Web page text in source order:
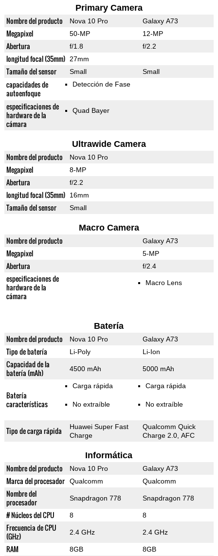
Primary Camera
Nombre del producto Nova 10 Pro Galaxy A73
Megapixel 50-MP 12-MP
Abertura f/1.8 f/2.2
longitud focal (35mm) 27mm
Tamaño del sensor Small Small
capacidades de
autoenfoque
Detección de Fase
especificaciones de
hardware de la
cámara
Quad Bayer
Ultrawide Camera
Nombre del producto Nova 10 Pro
Megapixel 8-MP
Abertura f/2.2
longitud focal (35mm) 16mm
Tamaño del sensor Small
Macro Camera
Nombre del producto Galaxy A73
Megapixel 5-MP
Abertura f/2.4
especificaciones de
hardware de la
cámara
Macro Lens
Batería
Nombre del producto Nova 10 Pro Galaxy A73
Tipo de batería Li-Poly Li-Ion
Capacidad de la
batería (mAh)
4500 mAh 5000 mAh
Batería
características
Carga rápida
No extraíble
Carga rápida
No extraíble
Tipo de carga rápida
Huawei Super Fast
Charge
Qualcomm Quick
Charge 2.0, AFC
Informática
Nombre del producto Nova 10 Pro Galaxy A73
Marca del procesador Qualcomm Qualcomm
Nombre del
procesador
Snapdragon 778 Snapdragon 778
# Núcleos del CPU 8 8
Frecuencia de CPU
(GHz)
2.4 GHz 2.4 GHz
RAM 8GB 8GB